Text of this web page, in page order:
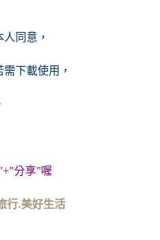
同意，
下載使用，
分享”喔
行.美好生活